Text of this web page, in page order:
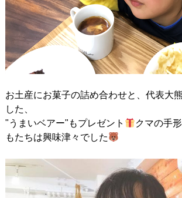
お土産にお菓子の詰め合わせと、代表大
した、
"うまいベアー"もプレゼント
クマの手
もたちは興味津々でした